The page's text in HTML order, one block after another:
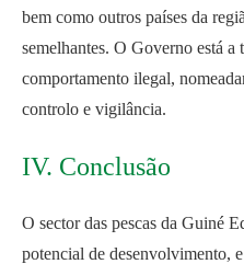
bem como outros países da
semelhantes. O Governo está a
comportamento ilegal,
controlo e vigilância.
IV. Conclusão
O sector das pescas da Guiné
potencial de desenvolvimento,